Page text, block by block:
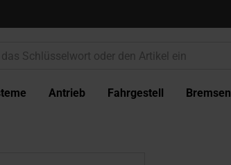
Antrieb Fahrgestell Bremsen